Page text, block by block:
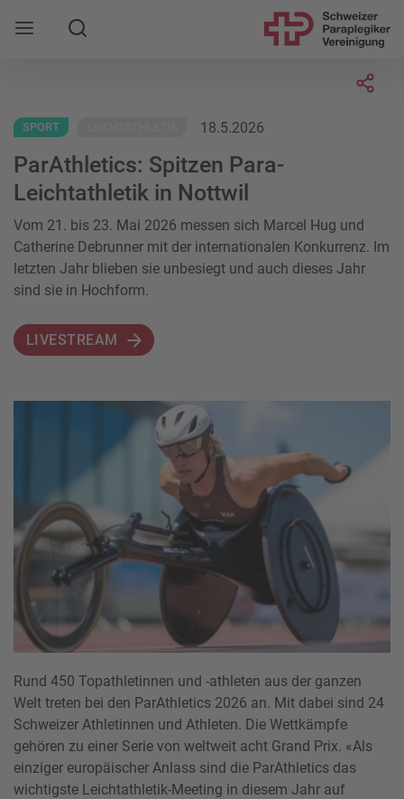
Mobile Navigation öffnen
Suche
SPORT 18.5.2026
ParAthletics: Spitzen Para-
Leichtathletik in Nottwil
Vom 21. bis 23. Mai 2026 messen sich Marcel Hug und
Catherine Debrunner mit der internationalen Konkurrenz. Im
letzten Jahr blieben sie unbesiegt und auch dieses Jahr
sind sie in Hochform.
LIVESTREAM
Rund 450 Topathletinnen und -athleten aus der ganzen
Welt treten bei den ParAthletics 2026 an. Mit dabei sind 24
Schweizer Athletinnen und Athleten. Die Wettkämpfe
gehören zu einer Serie von weltweit acht Grand Prix. «Als
einziger europäischer Anlass sind die ParAthletics das
wichtigste Leichtathletik-Meeting in diesem Jahr auf